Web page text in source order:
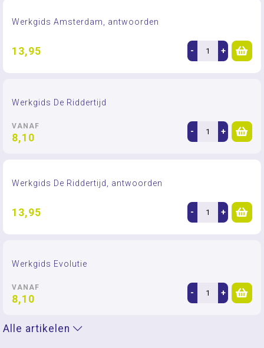
Werkgids Amsterdam, antwoorden
13,95 - +
Werkgids De Riddertijd
VANAF
8,10 - +
Werkgids De Riddertijd, antwoorden
13,95 - +
Werkgids Evolutie
VANAF
8,10 - +
Alle artikelen